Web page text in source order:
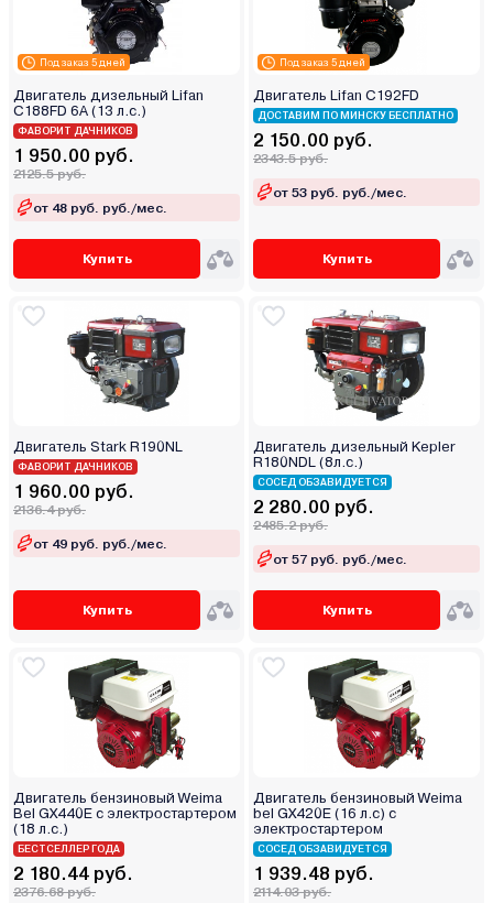
Под заказ 5 дней
Двигатель дизельный Lifan
C188FD 6A (13 л.с.)
ФАВОРИТ ДАЧНИКОВ
1 950.00 руб.
2125.5 руб.
от 48 руб. руб./мес.
Купить
Под заказ 5 дней
Двигатель Lifan C192FD
ДОСТАВИМ ПО МИНСКУ БЕСПЛАТНО
2 150.00 руб.
2343.5 руб.
от 53 руб. руб./мес.
Купить
Двигатель Stark R190NL
ФАВОРИТ ДАЧНИКОВ
1 960.00 руб.
2136.4 руб.
от 49 руб. руб./мес.
Купить
Двигатель дизельный Kepler
R180NDL (8л.с.)
СОСЕД ОБЗАВИДУЕТСЯ
2 280.00 руб.
2485.2 руб.
от 57 руб. руб./мес.
Купить
Двигатель бензиновый Weima
Bel GX440E с электростартером
(18 л.с.)
БЕСТСЕЛЛЕР ГОДА
2 180.44 руб.
2376.68 руб.
Двигатель бензиновый Weima
bel GX420E (16 л.с) с
электростартером
СОСЕД ОБЗАВИДУЕТСЯ
1 939.48 руб.
2114.03 руб.